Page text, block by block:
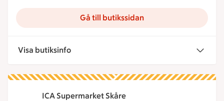
Gå till butikssidan
Visa butiksinfo
ICA Supermarket Skåre